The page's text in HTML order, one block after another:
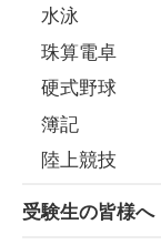
水泳
珠算電卓
硬式野球
簿記
陸上競技
受験生の皆様へ